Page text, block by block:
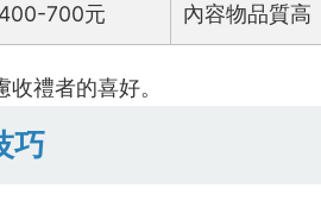
400-700元 內容物品質高
禮者的喜好。
巧